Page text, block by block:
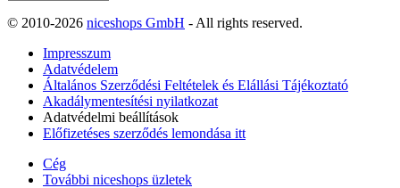
© 2010-2026 niceshops GmbH - All rights reserved.
Impresszum
Adatvédelem
Általános Szerződési Feltételek és Elállási Tájékoztató
Akadálymentesítési nyilatkozat
Adatvédelmi beállítások
Előfizetéses szerződés lemondása itt
Cég
További niceshops üzletek